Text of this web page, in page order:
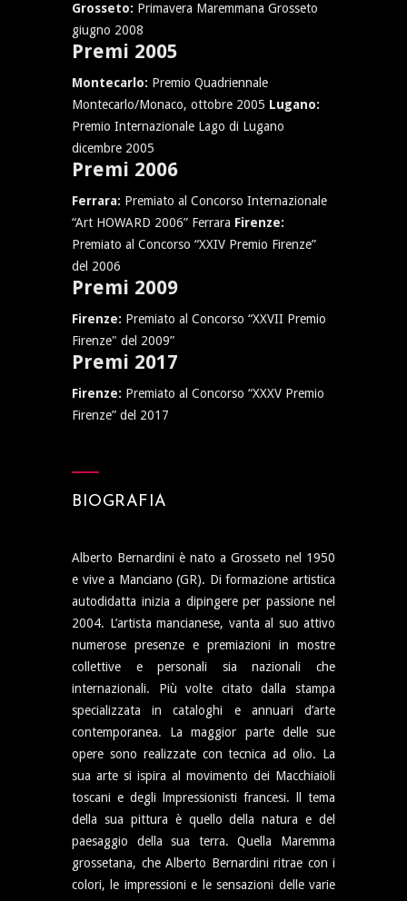
Grosseto: Primavera Maremmana Grosseto
giugno 2008
Premi 2005
Montecarlo: Premio Quadriennale
Montecarlo/Monaco, ottobre 2005 Lugano:
Premio Internazionale Lago di Lugano
dicembre 2005
Premi 2006
Ferrara: Premiato al Concorso Internazionale
“Art HOWARD 2006” Ferrara Firenze:
Premiato al Concorso “XXIV Premio Firenze”
del 2006
Premi 2009
Firenze: Premiato al Concorso “XXVII Premio
Firenze" del 2009”
Premi 2017
Firenze: Premiato al Concorso “XXXV Premio
Firenze” del 2017
BIOGRAFIA
Alberto Bernardini è nato a Grosseto nel 1950
e vive a Manciano (GR). Di formazione artistica
autodidatta inizia a dipingere per passione nel
2004. L’artista mancianese, vanta al suo attivo
numerose presenze e premiazioni in mostre
collettive e personali sia nazionali che
internazionali. Più volte citato dalla stampa
specializzata in cataloghi e annuari d’arte
contemporanea. La maggior parte delle sue
opere sono realizzate con tecnica ad olio. La
sua arte si ispira al movimento dei Macchiaioli
toscani e degli lmpressionisti francesi. ll tema
della sua pittura è quello della natura e del
paesaggio della sua terra. Quella Maremma
grossetana, che Alberto Bernardini ritrae con i
colori, le impressioni e le sensazioni delle varie